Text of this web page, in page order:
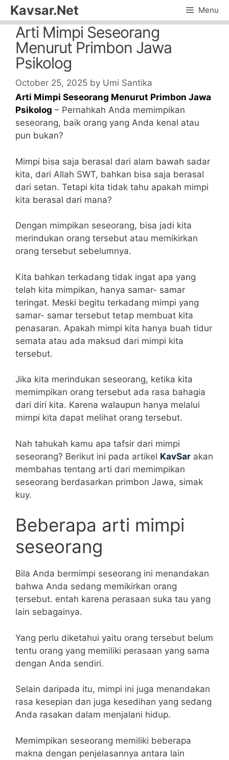
Skip
to
content
Kavsar.Net Menu
Arti Mimpi Seseorang
Menurut Primbon Jawa
Psikolog
October 25, 2025 by Umi Santika
Arti Mimpi Seseorang Menurut Primbon Jawa
Psikolog – Pernahkah Anda memimpikan
seseorang, baik orang yang Anda kenal atau
pun bukan?
Mimpi bisa saja berasal dari alam bawah sadar
kita, dari Allah SWT, bahkan bisa saja berasal
dari setan. Tetapi kita tidak tahu apakah mimpi
kita berasal dari mana?
Dengan mimpikan seseorang, bisa jadi kita
merindukan orang tersebut atau memikirkan
orang tersebut sebelumnya.
Kita bahkan terkadang tidak ingat apa yang
telah kita mimpikan, hanya samar- samar
teringat. Meski begitu terkadang mimpi yang
samar- samar tersebut tetap membuat kita
penasaran. Apakah mimpi kita hanya buah tidur
semata atau ada maksud dari mimpi kita
tersebut.
Jika kita merindukan seseorang, ketika kita
memimpikan orang tersebut ada rasa bahagia
dari diri kita. Karena walaupun hanya melalui
mimpi kita dapat melihat orang tersebut.
Nah tahukah kamu apa tafsir dari mimpi
seseorang? Berikut ini pada artikel KavSar akan
membahas tentang arti dari memimpikan
seseorang berdasarkan primbon Jawa, simak
kuy.
Beberapa arti mimpi
seseorang
Bila Anda bermimpi seseorang ini menandakan
bahwa Anda sedang memikirkan orang
tersebut. entah karena perasaan suka tau yang
lain sebagainya.
Yang perlu diketahui yaitu orang tersebut belum
tentu orang yang memiliki perasaan yang sama
dengan Anda sendiri.
Selain daripada itu, mimpi ini juga menandakan
rasa kesepian dan juga kesedihan yang sedang
Anda rasakan dalam menjalani hidup.
Memimpikan seseorang memiliki beberapa
makna dengan penjelasannya antara lain